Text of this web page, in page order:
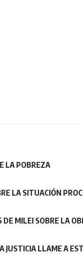
LA POBREZA
LA SITUACIÓN
MILEI SOBRE LA
JUSTICIA LLAME A